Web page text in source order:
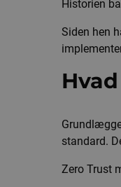
Historien
Siden hen
standard.
Zero Trust